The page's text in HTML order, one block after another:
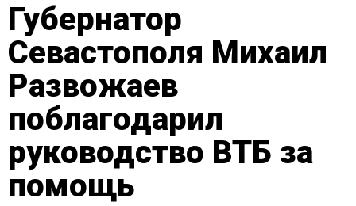
Губернатор
Севастополя Михаил
Развожаев
поблагодарил
руководство ВТБ за
помощь